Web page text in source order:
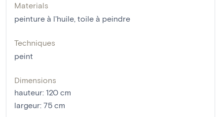
Materials
peinture à l'huile, toile à peindre
Techniques
peint
Dimensions
hauteur: 120 cm
largeur: 75 cm